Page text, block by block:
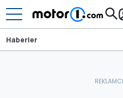
Haberler